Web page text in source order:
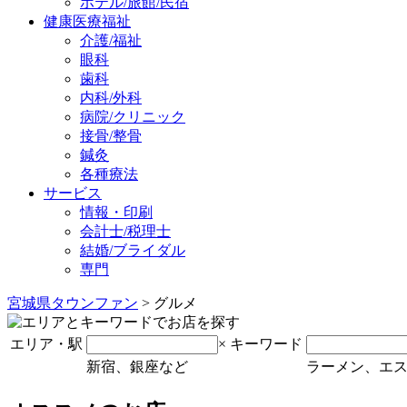
健康医療福祉
介護/福祉
眼科
歯科
内科/外科
病院/クリニック
接骨/整骨
鍼灸
各種療法
サービス
情報・印刷
会計士/税理士
結婚/ブライダル
専門
宮城県タウンファン > グルメ
エリア・駅 × キーワード
新宿、銀座など
ラーメン、エ